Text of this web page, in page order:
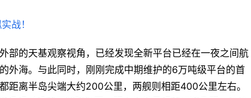
部的天基观察视角，已经发现全新平台已经在一夜之间航
外海。与此同时，刚刚完成中期维护的6万吨级平台的首
距离半岛尖端大约200公里，两舰则相距400公里左右。